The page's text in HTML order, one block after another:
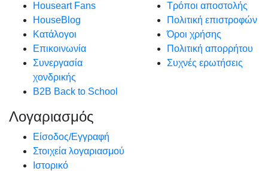
Houseart Fans
HouseBlog
Κατάλογοι
Επικοινωνία
Συνεργασία
χονδρικής
B2B Back to School
Τρόποι αποστολής
Πολιτική επιστροφών
Όροι χρήσης
Πολιτική απορρήτου
Συχνές ερωτήσεις
Λογαριασμός
Είσοδος/Εγγραφή
Στοιχεία λογαριασμού
Ιστορικό